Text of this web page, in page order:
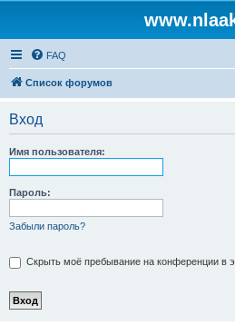
FAQ
Список форумов
Вход
Имя пользователя:
Пароль:
Забыли пароль?
Скрыть моё пребывание на конференции в